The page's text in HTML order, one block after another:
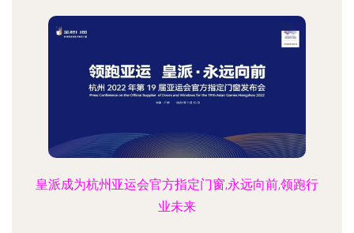
皇派成为杭州亚运会官方指定门窗,永远向前,领跑行
业未来